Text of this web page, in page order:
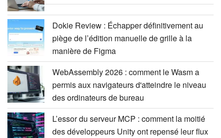
Dokie Review : Échapper définitivement au
piège de l’édition manuelle de grille à la
manière de Figma
WebAssembly 2026 : comment le Wasm a
permis aux navigateurs d'atteindre le niveau
des ordinateurs de bureau
L’essor du serveur MCP : comment la moitié
des développeurs Unity ont repensé leur flux